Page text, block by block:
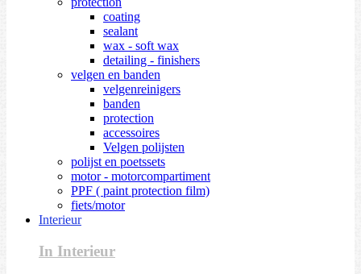
coating
sealant
wax - soft wax
detailing - finishers
velgen en banden
velgenreinigers
banden
protection
accessoires
Velgen polijsten
polijst en poetssets
motor - motorcompartiment
PPF ( paint protection film)
fiets/motor
Interieur
In Interieur